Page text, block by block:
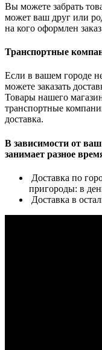
Вы можете забрать
может ваш друг или
на кого оформлен
Транспортные
Если в вашем городе
можете заказать
Товары нашего
транспортные
доставка.
В зависимости от
занимает разное
Доставка по
пригороды: в
Доставка в